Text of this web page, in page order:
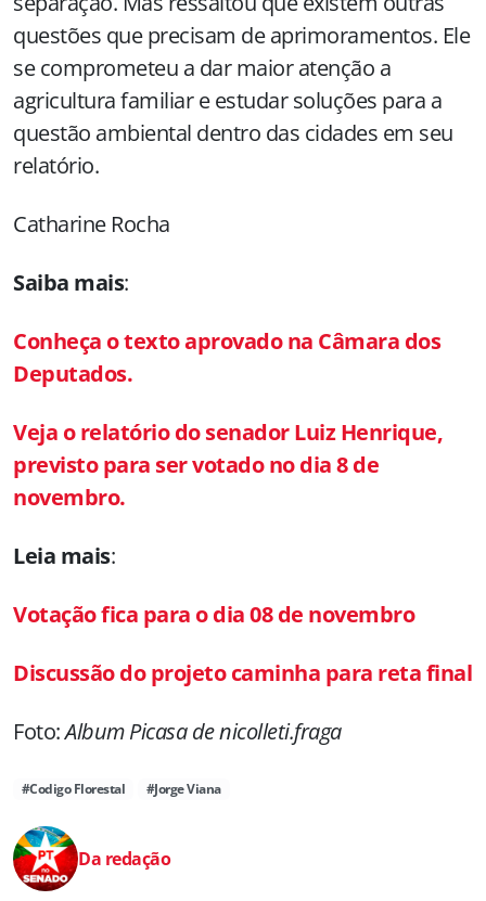
questões que precisam de aprimoramentos. Ele
se comprometeu a dar maior atenção a
agricultura familiar e estudar soluções para a
questão ambiental dentro das cidades em seu
relatório.
Catharine Rocha
Saiba mais:
Conheça o texto aprovado na Câmara dos
Deputados.
Veja o relatório do senador Luiz Henrique,
previsto para ser votado no dia 8 de
novembro.
Leia mais:
Votação fica para o dia 08 de novembro
Discussão do projeto caminha para reta final
Foto:Album Picasa de nicolleti.fraga
#Codigo Florestal #Jorge Viana
Da redação